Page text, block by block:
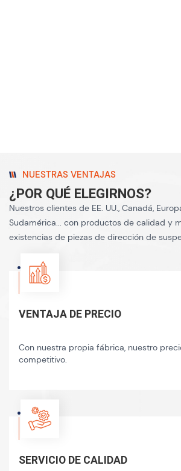
NUESTRAS VENTAJAS
¿POR QUÉ ELEGIRNOS?
Nuestros clientes de EE. UU., Canadá,
Sudamérica... con productos de calidad y
existencias de piezas de dirección de
VENTAJA DE PRECIO
Con nuestra propia fábrica, nuestro
competitivo.
SERVICIO DE CALIDAD